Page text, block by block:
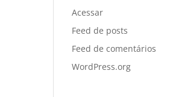
Acessar
Feed de posts
Feed de comentários
WordPress.org